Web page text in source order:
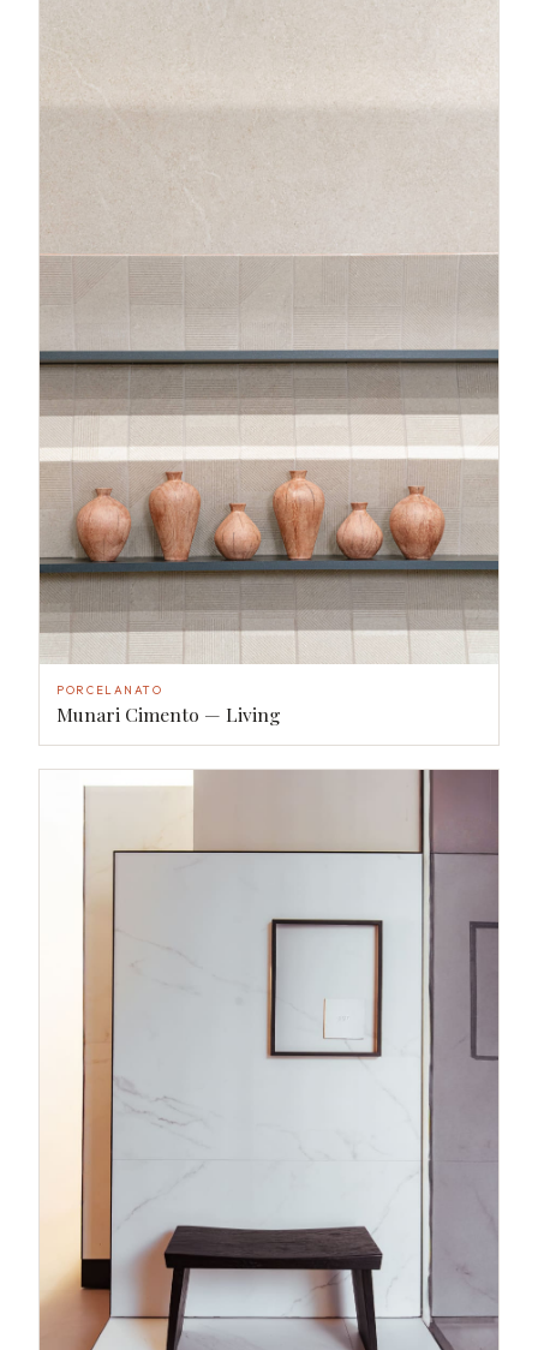
PORCELANATO
Munari Cimento — Living